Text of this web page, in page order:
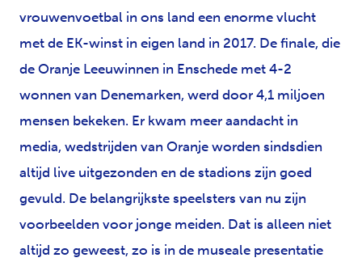
vrouwenvoetbal in ons land een enorme vlucht
met de EK-winst in eigen land in 2017. De finale, die
de Oranje Leeuwinnen in Enschede met 4-2
wonnen van Denemarken, werd door 4,1 miljoen
mensen bekeken. Er kwam meer aandacht in
media, wedstrijden van Oranje worden sindsdien
altijd live uitgezonden en de stadions zijn goed
gevuld. De belangrijkste speelsters van nu zijn
voorbeelden voor jonge meiden. Dat is alleen niet
altijd zo geweest, zo is in de museale presentatie